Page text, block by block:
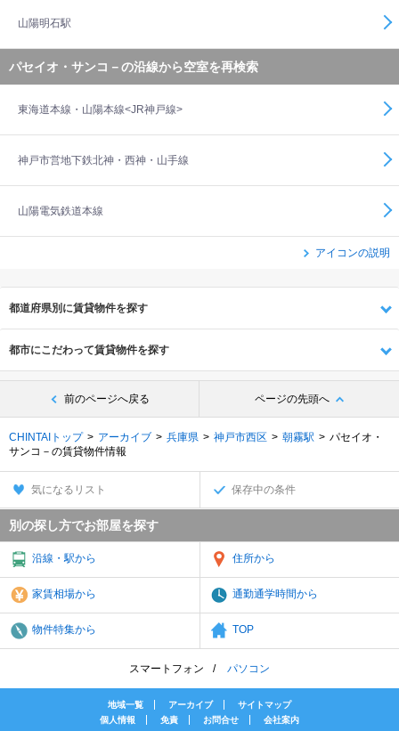
山陽明石駅
パセイオ・サンコ－の沿線から空室を再検索
東海道本線・山陽本線<JR神戸線>
神戸市営地下鉄北神・西神・山手線
山陽電気鉄道本線
アイコンの説明
都道府県別に賃貸物件を探す
都市にこだわって賃貸物件を探す
前のページへ戻る ページの先頭へ
CHINTAIトップ アーカイブ 兵庫県 神戸市西区 朝霧駅
パセイオ・
サンコ－の賃貸物件情報
気になるリスト 保存中の条件
別の探し方でお部屋を探す
沿線・駅から 住所から
家賃相場から 通勤通学時間から
物件特集から TOP
スマートフォン パソコン
地域一覧 アーカイブ
サイトマップ
個人情報
免責 お問合せ 会社案内